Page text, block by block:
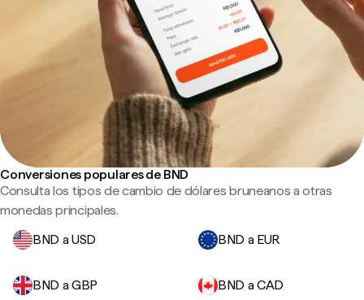
Conversiones populares de BND
Consulta los tipos de cambio de dólares bruneanos a otras
monedas principales.
BND a USD
BND a EUR
BND a GBP BND a CAD